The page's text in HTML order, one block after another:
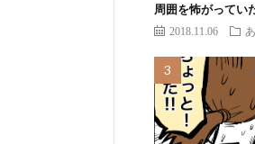
周囲を怖がってい
2018.11.06